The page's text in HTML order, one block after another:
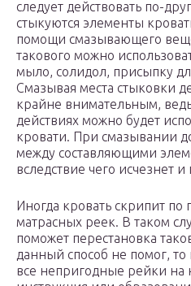
следует действовать по-
стыкуются элементы
помощи смазывающего
такового можно
мыло, солидол, присыпку
Смазывая места стыковки
крайне внимательным,
действиях можно будет
кровати. При смазывании
между составляющими
вследствие чего исчезнет
Иногда кровать скрипит по
матрасных реек. В таком
поможет перестановка
данный способ не помог,
все непригодные рейки на